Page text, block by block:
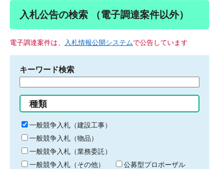
入札公告の検索 （電子調達案件以外）
電子調達案件は、 入札情報公開システムで公告しています
キーワード検索
る
キ
ー
ワ
ー
ド
種類
一般競争入札（建設工事）
一般競争入札（物品）
一般競争入札（業務委託）
一般競争入札（その他）
公募型プロポーザル